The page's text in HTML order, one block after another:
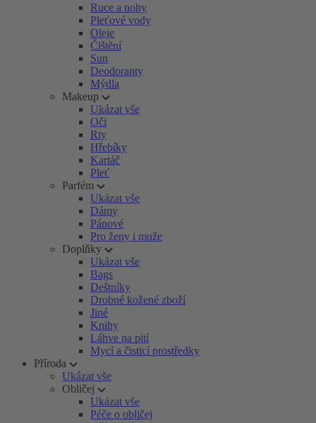
Ruce a nohy
Pleťové vody
Oleje
Čištění
Sun
Deodoranty
Mýdla
Makeup
Ukázat vše
Oči
Rty
Hřebíky
Kartáč
Pleť
Parfém
Ukázat vše
Dámy
Pánové
Pro ženy i muže
Doplňky
Ukázat vše
Bags
Deštníky
Drobné kožené zboží
Jiné
Knihy
Láhve na pití
Mycí a čisticí prostředky
Příroda
Ukázat vše
Obličej
Ukázat vše
Péče o obličej